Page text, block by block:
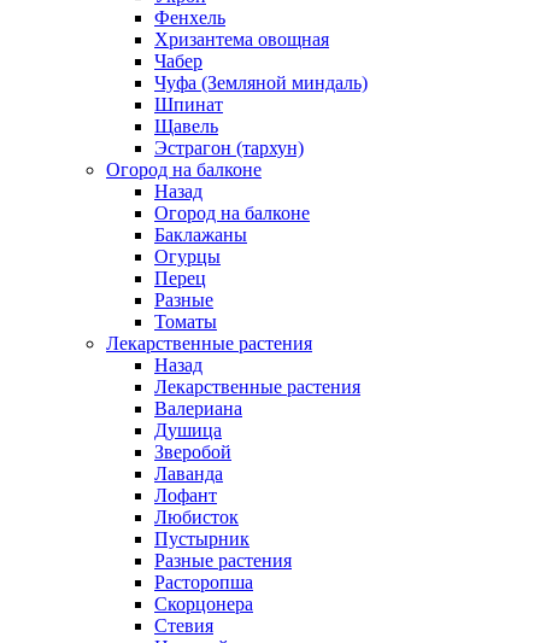
Фенхель
Хризантема овощная
Чабер
Чуфа (Земляной миндаль)
Шпинат
Щавель
Эстрагон (тархун)
Огород на балконе
Назад
Огород на балконе
Баклажаны
Огурцы
Перец
Разные
Томаты
Лекарственные растения
Назад
Лекарственные растения
Валериана
Душица
Зверобой
Лаванда
Лофант
Любисток
Пустырник
Разные растения
Расторопша
Скорцонера
Стевия